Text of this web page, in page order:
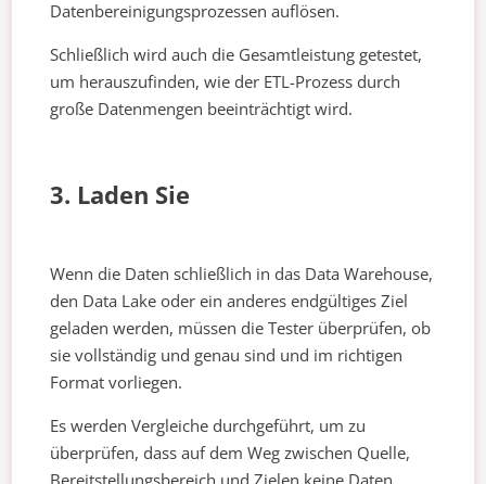
Datenbereinigungsprozessen auflösen.
Schließlich wird auch die Gesamtleistung getestet,
um herauszufinden, wie der ETL-Prozess durch
große Datenmengen beeinträchtigt wird.
3. Laden Sie
Wenn die Daten schließlich in das Data Warehouse,
den Data Lake oder ein anderes endgültiges Ziel
geladen werden, müssen die Tester überprüfen, ob
sie vollständig und genau sind und im richtigen
Format vorliegen.
Es werden Vergleiche durchgeführt, um zu
überprüfen, dass auf dem Weg zwischen Quelle,
Bereitstellungsbereich und Zielen keine Daten